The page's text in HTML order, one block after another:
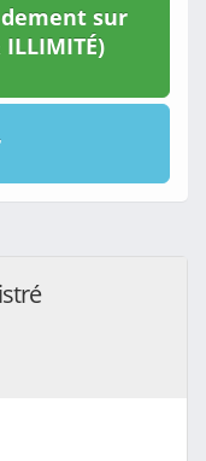
sur
ILLIMITÉ)